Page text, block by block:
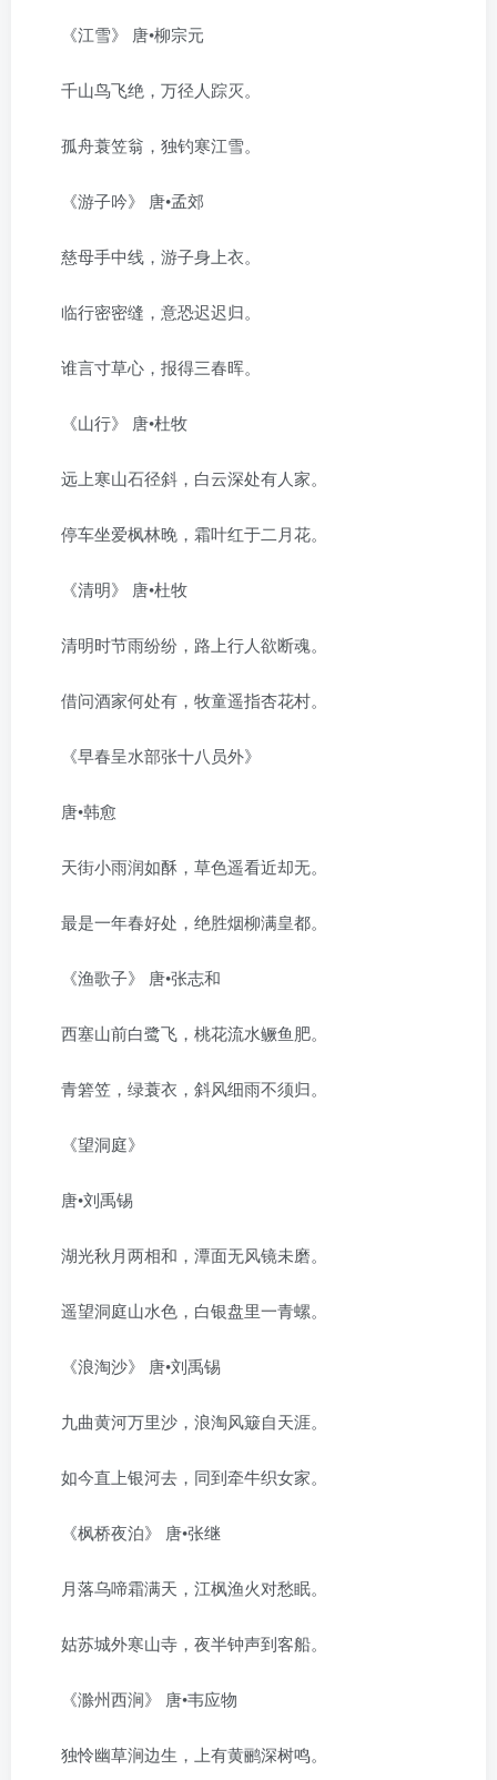
《江雪》 唐•柳宗元
千山鸟飞绝，万径人踪灭。
孤舟蓑笠翁，独钓寒江雪。
《游子吟》 唐•孟郊
慈母手中线，游子身上衣。
临行密密缝，意恐迟迟归。
谁言寸草心，报得三春晖。
《山行》 唐•杜牧
远上寒山石径斜，白云深处有人家。
停车坐爱枫林晚，霜叶红于二月花。
《清明》 唐•杜牧
清明时节雨纷纷，路上行人欲断魂。
借问酒家何处有，牧童遥指杏花村。
《早春呈水部张十八员外》
唐•韩愈
天街小雨润如酥，草色遥看近却无。
最是一年春好处，绝胜烟柳满皇都。
《渔歌子》 唐•张志和
西塞山前白鹭飞，桃花流水鳜鱼肥。
青箬笠，绿蓑衣，斜风细雨不须归。
《望洞庭》
唐•刘禹锡
湖光秋月两相和，潭面无风镜未磨。
遥望洞庭山水色，白银盘里一青螺。
《浪淘沙》 唐•刘禹锡
九曲黄河万里沙，浪淘风簸自天涯。
如今直上银河去，同到牵牛织女家。
《枫桥夜泊》 唐•张继
月落乌啼霜满天，江枫渔火对愁眠。
姑苏城外寒山寺，夜半钟声到客船。
《滁州西涧》 唐•韦应物
独怜幽草涧边生，上有黄鹂深树鸣。